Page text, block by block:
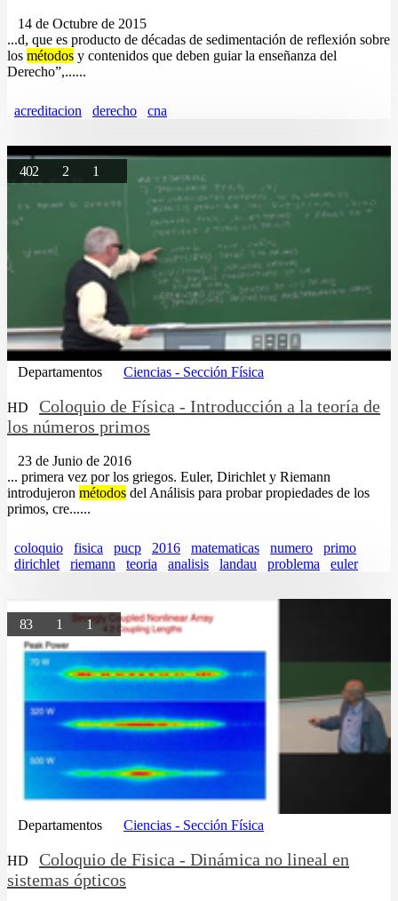
14 de Octubre de 2015
...d, que es producto de décadas de sedimentación de reflexión sobre
los métodos y contenidos que deben guiar la enseñanza del
Derecho”,......
acreditacion derecho cna
402 2 1
Departamentos Ciencias - Sección Física
HD
Coloquio de Física - Introducción a la teoría de
los números primos
23 de Junio de 2016
... primera vez por los griegos. Euler, Dirichlet y Riemann
introdujeron métodos del Análisis para probar propiedades de los
primos, cre......
coloquio fisica pucp 2016 matematicas numero
primo
dirichlet
riemann teoria analisis landau problema euler
83 1 1
Departamentos Ciencias - Sección Física
HD
Coloquio de Fisica - Dinámica no lineal en
sistemas ópticos